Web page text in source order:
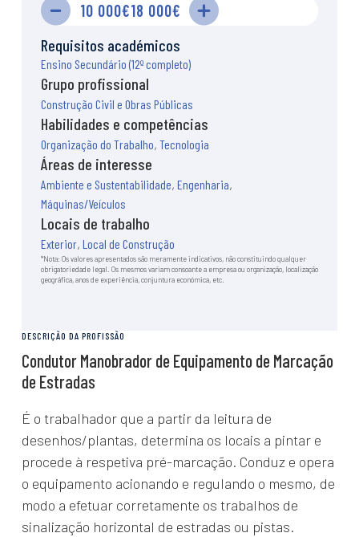
Transição digital e tecnológica
Sustentabilidade
Notícias e artigos
Formação
Cursos
Estágios
Curiosidades
Quiz de personalidade
10 000€18 000€
Requisitos académicos
Ensino Secundário (12º completo)
Grupo profissional
Construção Civil e Obras Públicas
Habilidades e competências
Organização do Trabalho, Tecnologia
Áreas de interesse
Ambiente e Sustentabilidade, Engenharia,
Máquinas/Veículos
Locais de trabalho
Exterior, Local de Construção
*Nota: Os valores apresentados são meramente indicativos, não constituindo qualquer
obrigatoriedade legal. Os mesmos variam consoante a empresa ou organização, localização
geográfica, anos de experiência, conjuntura económica, etc.
DESCRIÇÃO DA PROFISSÃO
Condutor Manobrador de Equipamento de Marcação
de Estradas
É o trabalhador que a partir da leitura de
desenhos/plantas, determina os locais a pintar e
procede à respetiva pré-marcação. Conduz e opera
o equipamento acionando e regulando o mesmo, de
modo a efetuar corretamente os trabalhos de
sinalização horizontal de estradas ou pistas.